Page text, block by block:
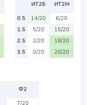
ИТ2Б
ИТ2М
0.5
14/20
6/20
1.5
5/20
15/20
2.5
2/20
18/20
3.5
0/20 20/20
Ф2
7/20